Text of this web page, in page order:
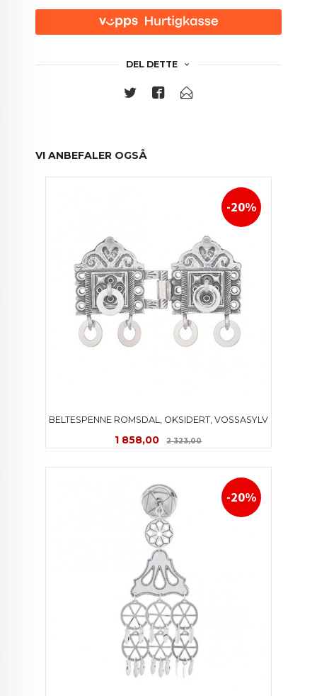
DEL DETTE
VI ANBEFALER OGSÅ
BELTESPENNE ROMSDAL, OKSIDERT, VOSSASYLV
Tilbud
1 858,00 2 323,00Rabatt
-20%
-20%